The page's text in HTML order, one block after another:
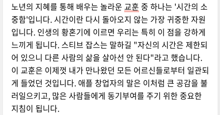
노년의 지혜를 통해 배우는 놀라운 교훈 중 하나는 '시간의 소
중함'입니다. 시간이란 다시 돌아오지 않는 가장 귀중한 자원
입니다. 인생의 황혼기에 이르면 우리는 특히 이 점을 강하게
느끼게 됩니다. 스티브 잡스는 말하길 "자신의 시간은 제한되
어 있으니 다른 사람의 삶을 살아선 안 된다"라고 했습니다.
이 교훈은 이제껏 내가 만나왔던 모든 어르신들로부터 일관되
게 들었던 것입니다. 애플 창업자의 말은 이처럼 큰 공감을 불
러일으키고, 많은 사람들에게 동기부여를 주기 위한 중요한
지침이 됩니다.